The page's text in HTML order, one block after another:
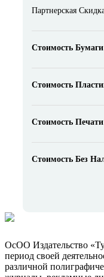
Партнерская
Стоимость Бумаги
Стоимость
Стоимость Печати
Стоимость Без
ОсОО Издательство
период своей
различной